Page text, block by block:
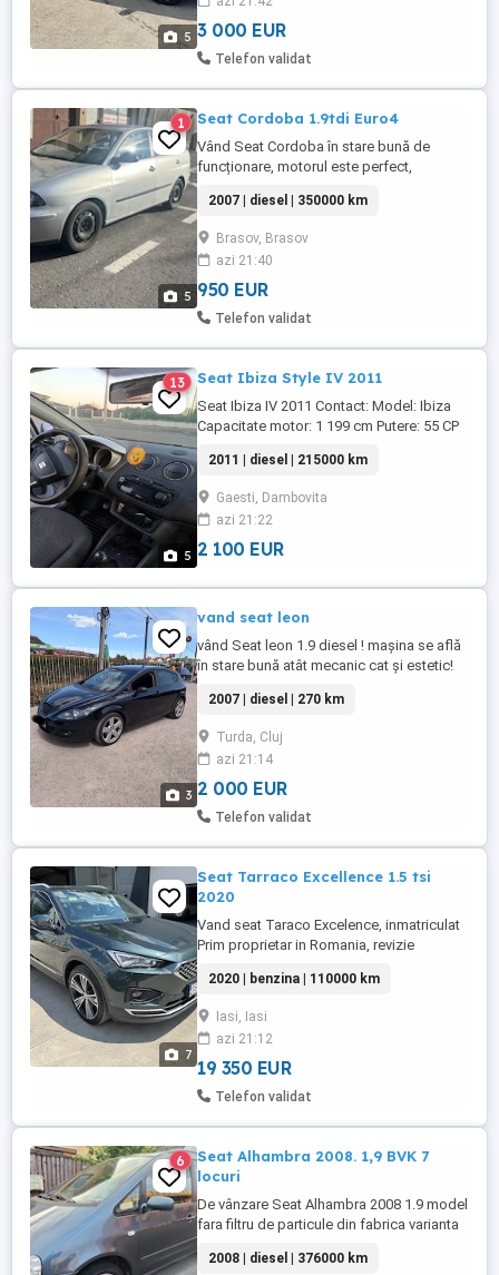
5
Perdeluțe de fabrică Schimbat chit
ambreiaj + volantă, ulei în cutia ...
3 000 EUR
Telefon validat
5
1 Seat Cordoba 1.9tdi Euro4
Vând Seat Cordoba în stare bună de
funcționare, motorul este perfect,
scoate fum și trage perfect. Pe partea
estetică prezintă defecte are totuși o
vârstă. Acte valabile se vinde doar cu
fiscal.
2007 | diesel | 350000 km
Brasov, Brasov
azi 21:40
950 EUR
Telefon validat
5
13 Seat Ibiza Style IV 2011
Seat Ibiza IV 2011 Contact: Model: Ibiza
Capacitate motor: 1 199 cm Putere: 55 CP
Rulaj: 213 607 km Culoare: Gri An de
fabricatie: 2011 Numar de usi: 5 Stare:
Utilizat Cutie de viteze: Manuala Volan:
Partea stanga Inmatriculat Neimatriculat:
Inmatriculat Masina ...
2011 | diesel | 215000 km
Gaesti, Dambovita
azi 21:22
2 100 EUR
3
vand seat leon
vând Seat leon 1.9 diesel ! mașina se află
în stare bună atât mecanic cat și estetic!
factura cu ce s-a schimbat la mașină ! mai
multe detalii la tel
2007 | diesel | 270 km
Turda, Cluj
azi 21:14
2 000 EUR
Telefon validat
7
Seat Tarraco Excellence 1.5 tsi
2020
Vand seat Taraco Excelence, inmatriculat
Prim proprietar in Romania, revizie
euro 6 Ofer serie, accept orice test, am
foarte mare grija de masina, vopsea
originala, fara nici un accident Revizie
completa: ulei+ toate filtrele+placute frana
22.05.2026 km 111000 accept ...
2020 | benzina | 110000 km
Iasi, Iasi
azi 21:12
19 350 EUR
Telefon validat
6
Seat Alhambra 2008. 1,9 BVK 7
locuri
De vânzare Seat Alhambra 2008 1.9 model
fara filtru de particule din fabrica varianta
116 CP , pentru orice detalii sunați ,se da
2008 | diesel | 376000 km